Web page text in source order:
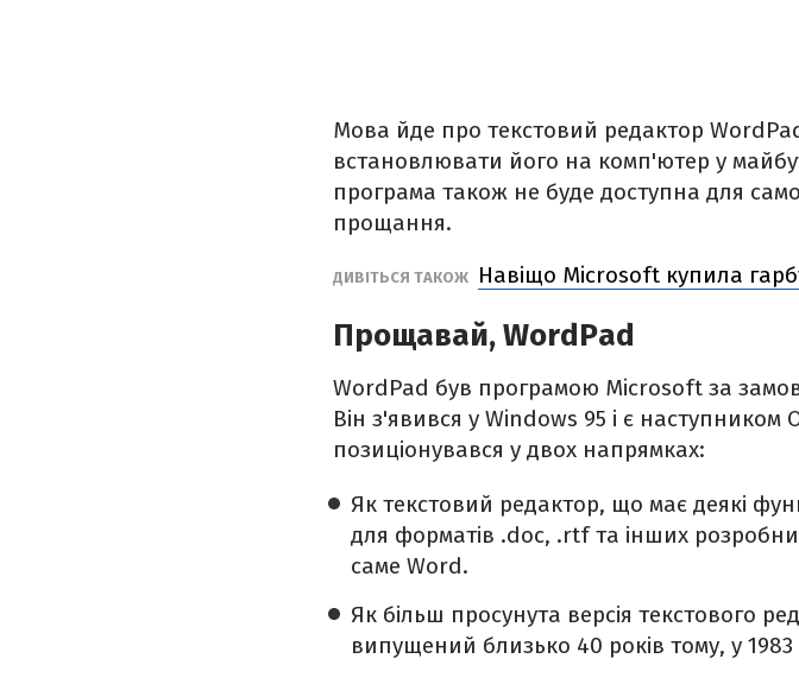
Мова йде про текстовий редактор
встановлювати його на комп'ютер у
програма також не буде доступна для
прощання.
ДИВІТЬСЯ ТАКОЖ Навіщо Microsoft купила
Прощавай, WordPad
WordPad був програмою Microsoft за
Він з'явився у Windows 95 і є
позиціонувався у двох напрямках:
Як текстовий редактор, що має деякі
для форматів .doc, .rtf та інших
саме Word.
Як більш просунута версія текстового
випущений близько 40 років тому, у 1983